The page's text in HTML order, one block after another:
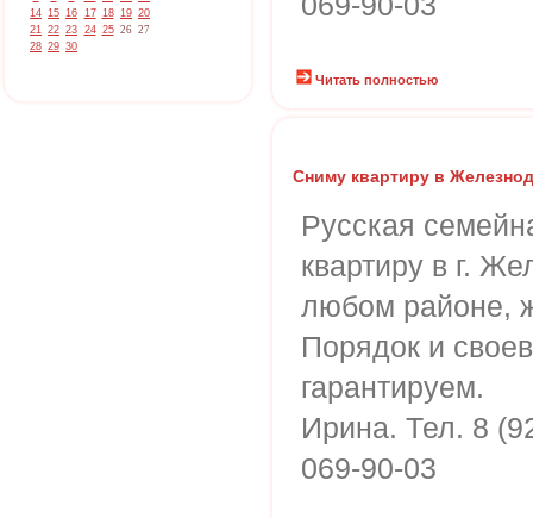
14 15 16 17 18 19 20
21 22 23 24 25 26 27
28 29 30
Читать полностью
Сниму квартиру в
Русская
квартиру в г.
любом районе,
Порядок и
гарантируем.
Ирина. Тел. 8
069-90-03